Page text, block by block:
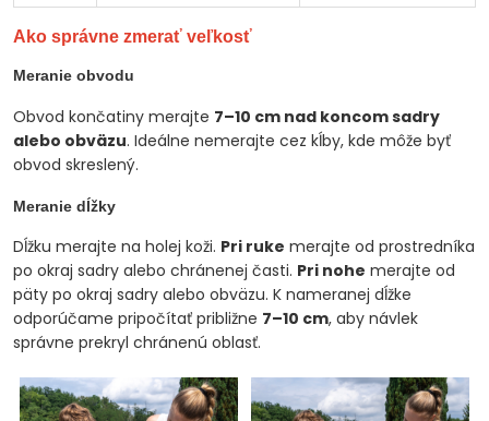
Ako správne zmerať veľkosť
Meranie obvodu
Obvod končatiny merajte 7–10 cm nad koncom sadry
alebo obväzu. Ideálne nemerajte cez kĺby, kde môže byť
obvod skreslený.
Meranie dĺžky
Dĺžku merajte na holej koži. Pri ruke merajte od prostredníka
po okraj sadry alebo chránenej časti. Pri nohe merajte od
päty po okraj sadry alebo obväzu. K nameranej dĺžke
odporúčame pripočítať približne 7–10 cm, aby návlek
správne prekryl chránenú oblasť.